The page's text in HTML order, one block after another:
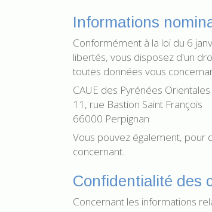
Informations
Conformément à la loi du 6
libertés, vous disposez d'un
toutes données vous
CAUE des Pyrénées Orientales
11, rue Bastion Saint François
66000 Perpignan
Vous pouvez également, pour
concernant.
Confidentialité des
Concernant les informations